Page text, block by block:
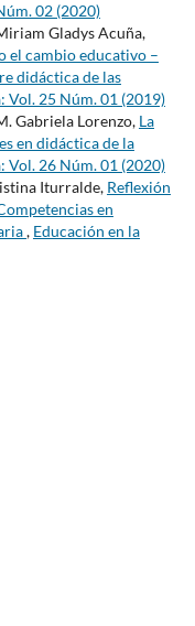
02 (2020)
Gladys Acuña,
el cambio educativo –
didáctica de las
Vol. 25 Núm. 01 (2019)
Gabriela Lorenzo, La
en didáctica de la
Vol. 26 Núm. 01 (2020)
Iturralde, Reflexión
en
, Educación en la